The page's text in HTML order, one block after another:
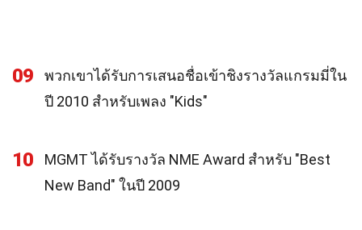
09
พวกเขาได้รับการเสนอชื่อเข้าชิงรางวัลแกรมมี่ใน
ปี 2010 สำหรับเพลง "Kids"
10
MGMT ได้รับรางวัล NME Award สำหรับ "Best
New Band" ในปี 2009